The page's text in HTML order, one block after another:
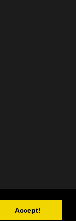
Accept!